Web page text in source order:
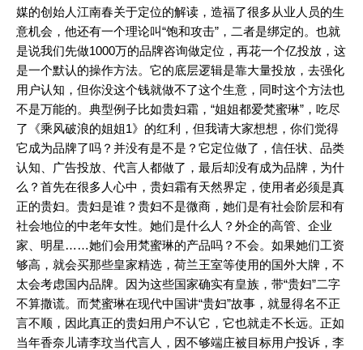
媒的创始人江南春关于定位的解读，造福了很多从业人员的生
意机会，他还有一个理论叫“饱和攻击”，二者是绑定的。也就
是说我们先做1000万的品牌咨询做定位，再花一个亿投放，这
是一个默认的操作方法。它的底层逻辑是靠大量投放，去强化
用户认知，但你没这个钱就做不了这个生意，同时这个方法也
不是万能的。典型例子比如贵妇霜，“姐姐都爱梵蜜琳”，吃尽
了《乘风破浪的姐姐1》的红利，但我请大家想想，你们觉得
它成为品牌了吗？并没有是不是？它定位做了，信任状、品类
认知、广告投放、代言人都做了，最后却没有成为品牌，为什
么？首先在很多人心中，贵妇霜有天然界定，使用者必须是真
正的贵妇。贵妇是谁？贵妇不是微商，她们是有社会阶层和有
社会地位的中老年女性。她们是什么人？外企的高管、企业
家、明星……她们会用梵蜜琳的产品吗？不会。如果她们工资
够高，就会买那些皇家精选，荷兰王室等使用的国外大牌，不
太会考虑国内品牌。因为这些国家确实有皇族，带“贵妇”二字
不算撒谎。而梵蜜琳在现代中国讲“贵妇”故事，就显得名不正
言不顺，因此真正的贵妇用户不认它，它也就走不长远。正如
当年香奈儿请李玟当代言人，因不够端庄被目标用户投诉，李